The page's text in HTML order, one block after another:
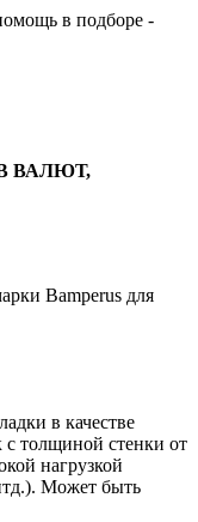
в подборе -
ВАЛЮТ,
Bamperus для
в качестве
толщиной стенки от
нагрузкой
Может быть